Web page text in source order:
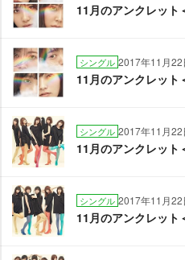
11月のアンクレット
シングル 2017年11月22
11月のアンクレット
シングル 2017年11月22
11月のアンクレッ
シングル 2017年11月22
11月のアンクレッ